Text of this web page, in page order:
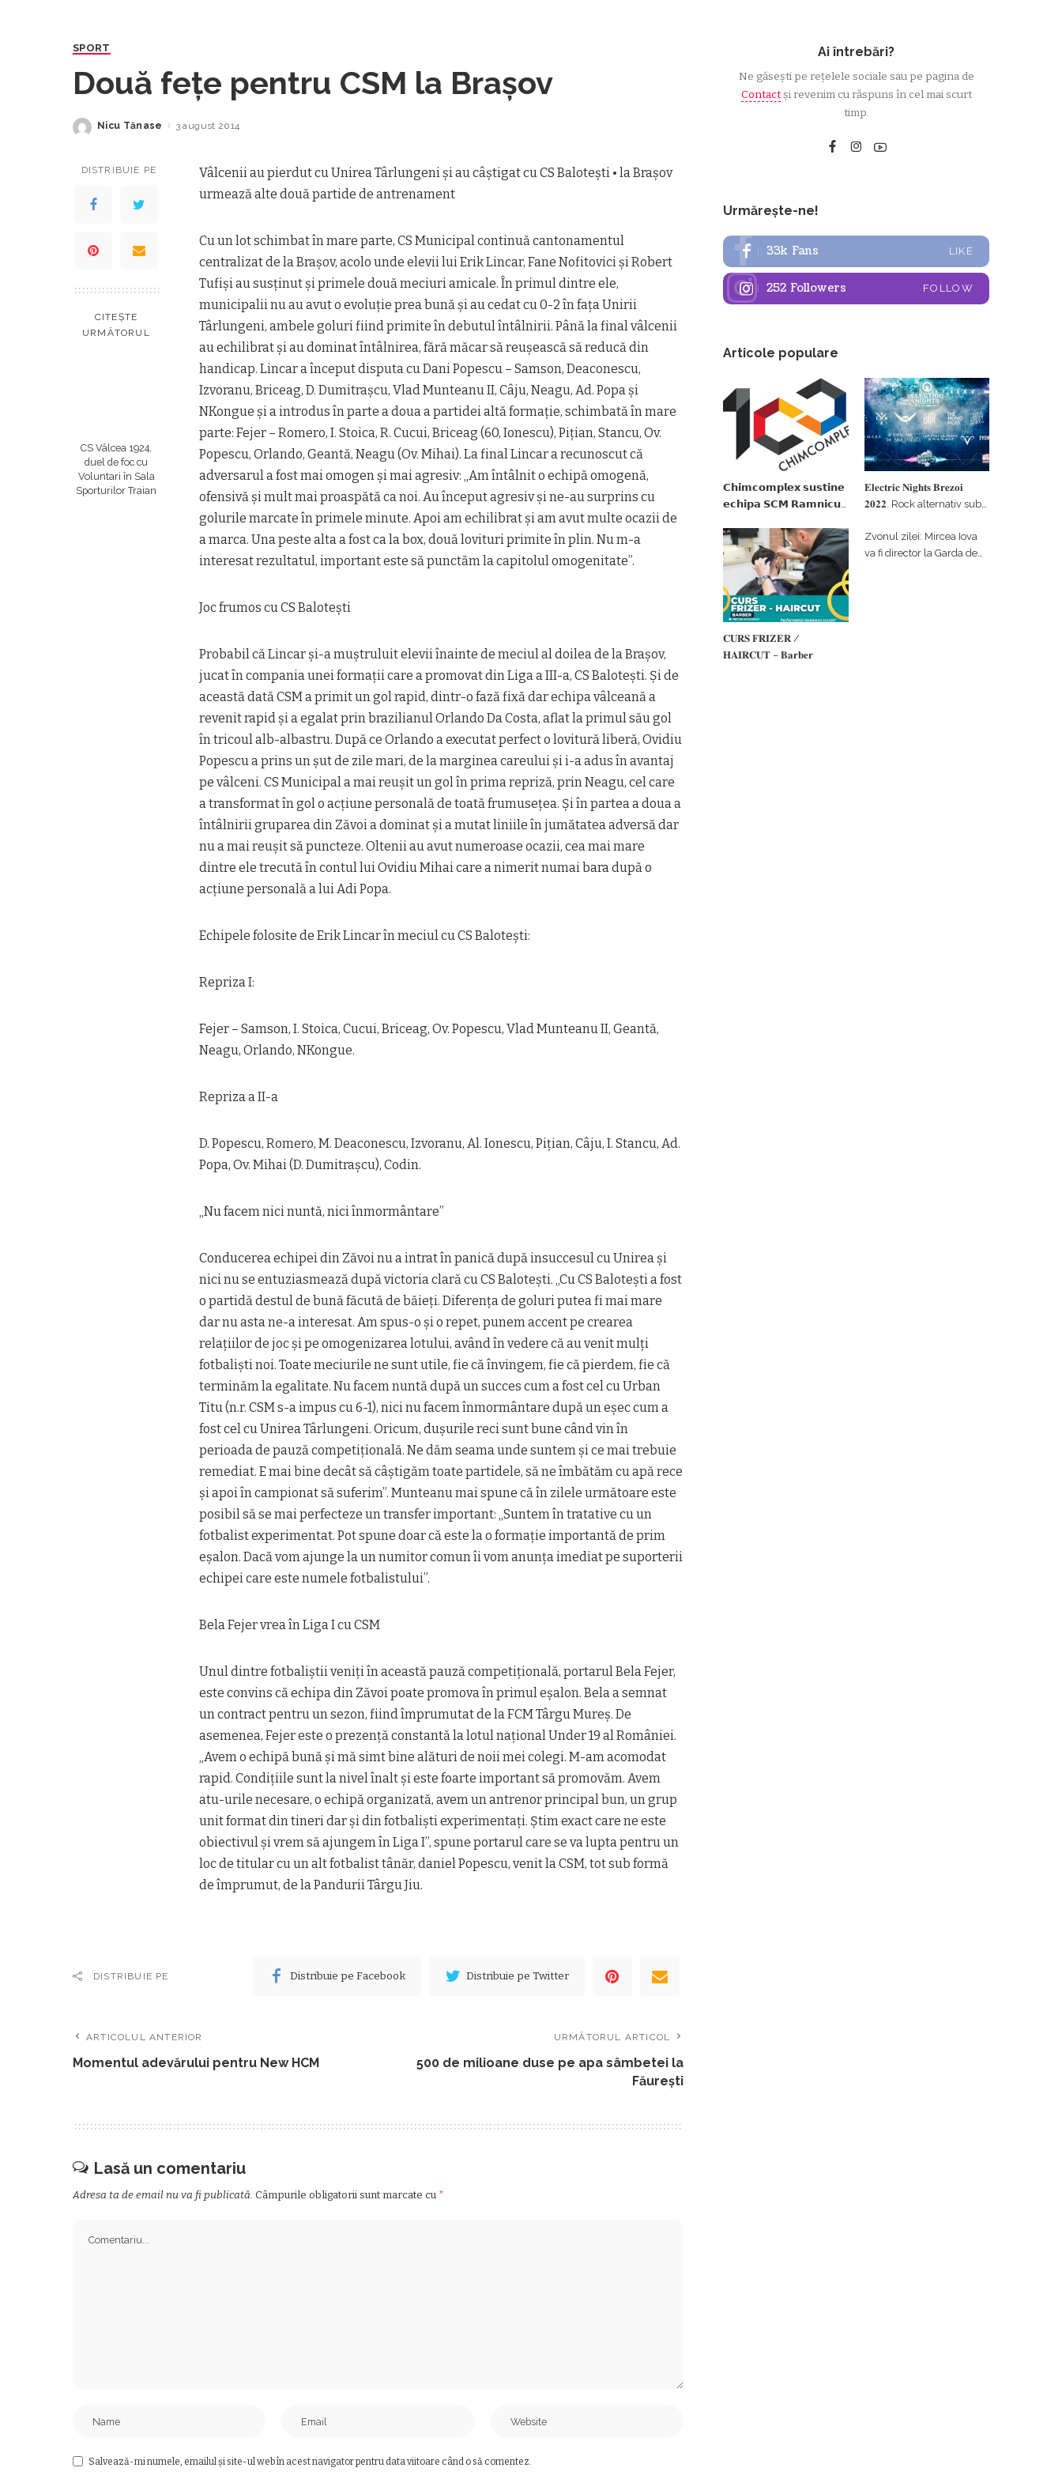
SPORT
Două feţe pentru CSM la Braşov
Posted
Nicu Tănase 3 august 2014
DISTRIBUIE PE
CITEȘTE
URMĂTORUL
CS Vâlcea 1924,
duel de foc cu
Voluntari în Sala
Sporturilor Traian
Vâlcenii au pierdut cu Unirea Târlungeni şi au câştigat cu CS Baloteşti • la Braşov
urmează alte două partide de antrenament
Cu un lot schimbat în mare parte, CS Municipal continuă cantonamentul
centralizat de la Braşov, acolo unde elevii lui Erik Lincar, Fane Nofitovici şi Robert
Tufişi au susţinut şi primele două meciuri amicale. În primul dintre ele,
municipalii nu au avut o evoluţie prea bună şi au cedat cu 0-2 în faţa Unirii
Târlungeni, ambele goluri fiind primite în debutul întâlnirii. Până la final vâlcenii
au echilibrat şi au dominat întâlnirea, fără măcar să reuşească să reducă din
handicap. Lincar a început disputa cu Dani Popescu – Samson, Deaconescu,
Izvoranu, Briceag, D. Dumitraşcu, Vlad Munteanu II, Câju, Neagu, Ad. Popa şi
NKongue şi a introdus în parte a doua a partidei altă formaţie, schimbată în mare
parte: Fejer – Romero, I. Stoica, R. Cucui, Briceag (60, Ionescu), Piţian, Stancu, Ov.
Popescu, Orlando, Geantă, Neagu (Ov. Mihai). La final Lincar a recunoscut că
adversarul a fost mai omogen şi mai agresiv: „Am întâlnit o echipă omogenă,
ofensivă şi mult mai proaspătă ca noi. Au început agresiv şi ne-au surprins cu
golurile marcate în primele minute. Apoi am echilibrat şi am avut multe ocazii de
a marca. Una peste alta a fost ca la box, două lovituri primite în plin. Nu m-a
interesat rezultatul, important este să punctăm la capitolul omogenitate”.
Joc frumos cu CS Baloteşti
Probabil că Lincar şi-a muştruluit elevii înainte de meciul al doilea de la Braşov,
jucat în compania unei formaţii care a promovat din Liga a III-a, CS Baloteşti. Şi de
această dată CSM a primit un gol rapid, dintr-o fază fixă dar echipa vâlceană a
revenit rapid şi a egalat prin brazilianul Orlando Da Costa, aflat la primul său gol
în tricoul alb-albastru. După ce Orlando a executat perfect o lovitură liberă, Ovidiu
Popescu a prins un şut de zile mari, de la marginea careului şi i-a adus în avantaj
pe vâlceni. CS Municipal a mai reuşit un gol în prima repriză, prin Neagu, cel care
a transformat în gol o acţiune personală de toată frumuseţea. Şi în partea a doua a
întâlnirii gruparea din Zăvoi a dominat şi a mutat liniile în jumătatea adversă dar
nu a mai reuşit să puncteze. Oltenii au avut numeroase ocazii, cea mai mare
dintre ele trecută în contul lui Ovidiu Mihai care a nimerit numai bara după o
acţiune personală a lui Adi Popa.
Echipele folosite de Erik Lincar în meciul cu CS Baloteşti:
Repriza I:
Fejer – Samson, I. Stoica, Cucui, Briceag, Ov. Popescu, Vlad Munteanu II, Geantă,
Neagu, Orlando, NKongue.
Repriza a II-a
D. Popescu, Romero, M. Deaconescu, Izvoranu, Al. Ionescu, Piţian, Câju, I. Stancu, Ad.
Popa, Ov. Mihai (D. Dumitraşcu), Codin.
„Nu facem nici nuntă, nici înmormântare”
Conducerea echipei din Zăvoi nu a intrat în panică după insuccesul cu Unirea şi
nici nu se entuziasmează după victoria clară cu CS Baloteşti. „Cu CS Baloteşti a fost
o partidă destul de bună făcută de băieţi. Diferenţa de goluri putea fi mai mare
dar nu asta ne-a interesat. Am spus-o şi o repet, punem accent pe crearea
relaţiilor de joc şi pe omogenizarea lotului, având în vedere că au venit mulţi
fotbalişti noi. Toate meciurile ne sunt utile, fie că învingem, fie că pierdem, fie că
terminăm la egalitate. Nu facem nuntă după un succes cum a fost cel cu Urban
Titu (n.r. CSM s-a impus cu 6-1), nici nu facem înmormântare după un eşec cum a
fost cel cu Unirea Târlungeni. Oricum, duşurile reci sunt bune când vin în
perioada de pauză competiţională. Ne dăm seama unde suntem şi ce mai trebuie
remediat. E mai bine decât să câştigăm toate partidele, să ne îmbătăm cu apă rece
şi apoi în campionat să suferim”. Munteanu mai spune că în zilele următoare este
posibil să se mai perfecteze un transfer important: „Suntem în tratative cu un
fotbalist experimentat. Pot spune doar că este la o formaţie importantă de prim
eşalon. Dacă vom ajunge la un numitor comun îi vom anunţa imediat pe suporterii
echipei care este numele fotbalistului”.
Bela Fejer vrea în Liga I cu CSM
Unul dintre fotbaliştii veniţi în această pauză competiţională, portarul Bela Fejer,
este convins că echipa din Zăvoi poate promova în primul eşalon. Bela a semnat
un contract pentru un sezon, fiind împrumutat de la FCM Târgu Mureş. De
asemenea, Fejer este o prezenţă constantă la lotul naţional Under 19 al României.
„Avem o echipă bună şi mă simt bine alături de noii mei colegi. M-am acomodat
rapid. Condiţiile sunt la nivel înalt şi este foarte important să promovăm. Avem
atu-urile necesare, o echipă organizată, avem un antrenor principal bun, un grup
unit format din tineri dar şi din fotbalişti experimentaţi. Ştim exact care ne este
obiectivul şi vrem să ajungem în Liga I”, spune portarul care se va lupta pentru un
loc de titular cu un alt fotbalist tânăr, daniel Popescu, venit la CSM, tot sub formă
de împrumut, de la Pandurii Târgu Jiu.
DISTRIBUIE PE Distribuie pe Facebook Distribuie pe Twitter
ARTICOLUL ANTERIOR
Momentul adevărului pentru New HCM
URMĂTORUL ARTICOL
500 de milioane duse pe apa sâmbetei la
Făureşti
Lasă un comentariu
Adresa ta de email nu va fi publicată. Câmpurile obligatorii sunt marcate cu *
Salvează-mi numele, emailul și site-ul web în acest navigator pentru data viitoare când o să comentez.
Ai întrebări?
Ne găsești pe rețelele sociale sau pe pagina de
Contactși revenim cu răspuns în cel mai scurt
timp.
Urmărește-ne!
33k Fans LIKE
252 Followers FOLLOW
Articole populare
𝗖𝗵𝗶𝗺𝗰𝗼𝗺𝗽𝗹𝗲𝘅 𝘀𝘂𝘀𝘁𝗶𝗻𝗲
𝗲𝗰𝗵𝗶𝗽𝗮 𝗦𝗖𝗠 𝗥𝗮𝗺𝗻𝗶𝗰𝘂
𝗽𝗮𝗿𝘁𝗲𝗻𝗲𝗿 𝗳𝗶𝗻𝗮𝗻𝘁𝗮𝘁𝗼𝗿
𝐄𝐥𝐞𝐜𝐭𝐫𝐢𝐜 𝐍𝐢𝐠𝐡𝐭𝐬 𝐁𝐫𝐞𝐳𝐨𝐢
𝟐𝟎𝟐𝟐. Rock alternativ sub
#𝐁𝐫𝐞𝐳𝐨𝐢𝐮𝐥𝐋𝐮𝐦𝐢𝐢
𝐂𝐔𝐑𝐒 𝐅𝐑𝐈𝐙𝐄𝐑 /
𝐇𝐀𝐈𝐑𝐂𝐔𝐓 – 𝐁𝐚𝐫𝐛𝐞𝐫
Zvonul zilei: Mircea Iova
va fi director la Garda de